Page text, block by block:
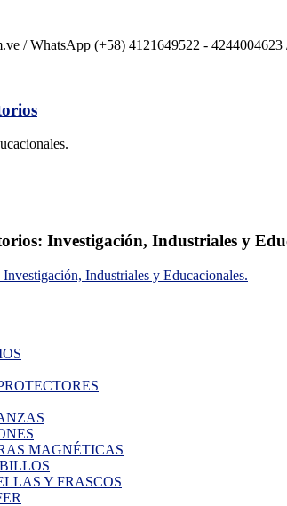
/ WhatsApp (+58) 4121649522 -
Investigación, Industriales y
MAGNÉTICAS
Y FRASCOS